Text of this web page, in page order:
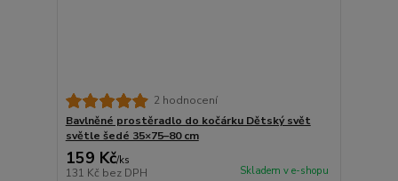
2 hodnocení
Bavlněné prostěradlo do kočárku Dětský svět
světle šedé 35×75–80 cm
159 Kč/ks
131 Kč bez DPH Skladem v e-shopu